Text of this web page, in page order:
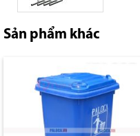
Sản phẩm khác